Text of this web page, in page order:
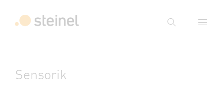
Suche
Suche
Sensorik